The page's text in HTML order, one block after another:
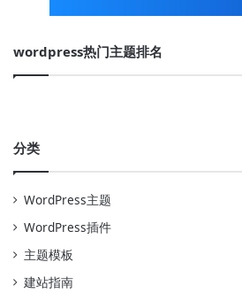
wordpress热门主题排名
分类
WordPress主题
WordPress插件
主题模板
建站指南